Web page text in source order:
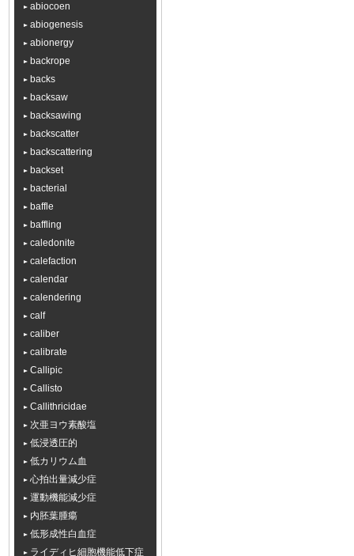
abiocoen
abiogenesis
abionergy
backrope
backs
backsaw
backsawing
backscatter
backscattering
backset
bacterial
baffle
baffling
caledonite
calefaction
calendar
calendering
calf
caliber
calibrate
Callipic
Callisto
Callithricidae
次亜ヨウ素酸塩
低浸透圧的
低カリウム血
心拍出量減少症
運動機能減少症
内胚葉腫瘍
低形成性白血症
ライディヒ細胞機能低下症